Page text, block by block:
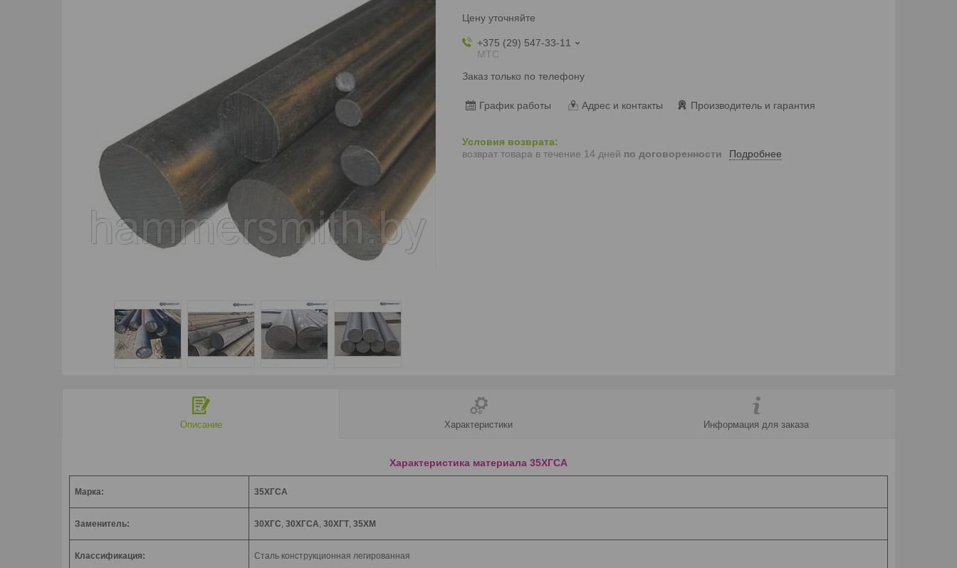
Цену уточняйте
+375 (29) 547-33-11
МТС
Заказ только по телефону
График работы Адрес и контакты Производитель и гарантия
возврат товара в течение 14 дней по договоренности Подробнее
Описание Характеристики Информация для заказа
Характеристика материала 35ХГСА
Марка: 35ХГСА
Заменитель: 30ХГС, 30ХГСА, 30ХГТ, 35ХМ
Классификация: Сталь конструкционная легированная